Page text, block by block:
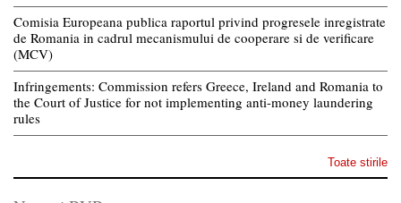
Comisia Europeana publica raportul privind progresele inregistrate
de Romania in cadrul mecanismului de cooperare si de verificare
(MCV)
Infringements: Commission refers Greece, Ireland and Romania to
the Court of Justice for not implementing anti-money laundering
rules
Toate stirile